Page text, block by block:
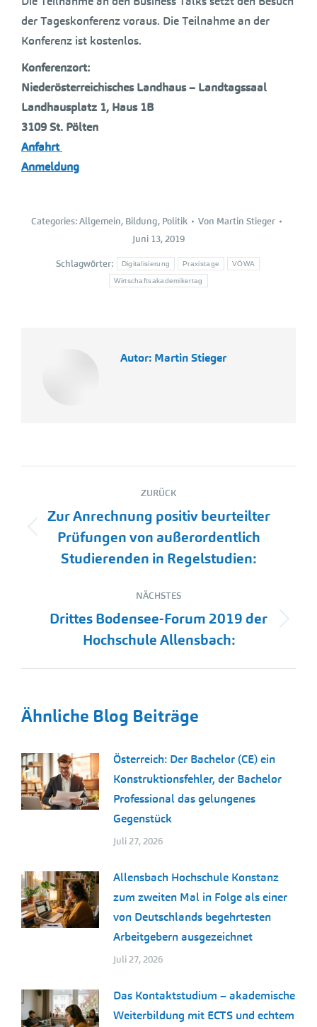
der Tageskonferenz voraus. Die Teilnahme an der
Konferenz ist kostenlos.
Konferenzort:
Niederösterreichisches Landhaus – Landtagssaal
Landhausplatz 1, Haus 1B
3109 St. Pölten
Anfahrt
Anmeldung
Categories:Allgemein, Bildung, Politik Von Martin Stieger
Juni 13, 2019
Schlagwörter: Digitalisierung Praxistage VÖWA
Wirtschaftsakademikertag
Autor: Martin Stieger
Kommentarnavigation
ZURÜCK
Vorheriger
Beitrag:
Zur Anrechnung positiv beurteilter
Prüfungen von außerordentlich
Studierenden in Regelstudien:
NÄCHSTES
Nächster
Beitrag:
Drittes Bodensee-Forum 2019 der
Hochschule Allensbach:
Ähnliche Blog Beiträge
Österreich: Der Bachelor (CE) ein
Konstruktionsfehler, der Bachelor
Professional das gelungenes
Gegenstück
Juli 27, 2026
Allensbach Hochschule Konstanz
zum zweiten Mal in Folge als einer
von Deutschlands begehrtesten
Arbeitgebern ausgezeichnet
Juli 27, 2026
Das Kontaktstudium – akademische
Weiterbildung mit ECTS und echtem